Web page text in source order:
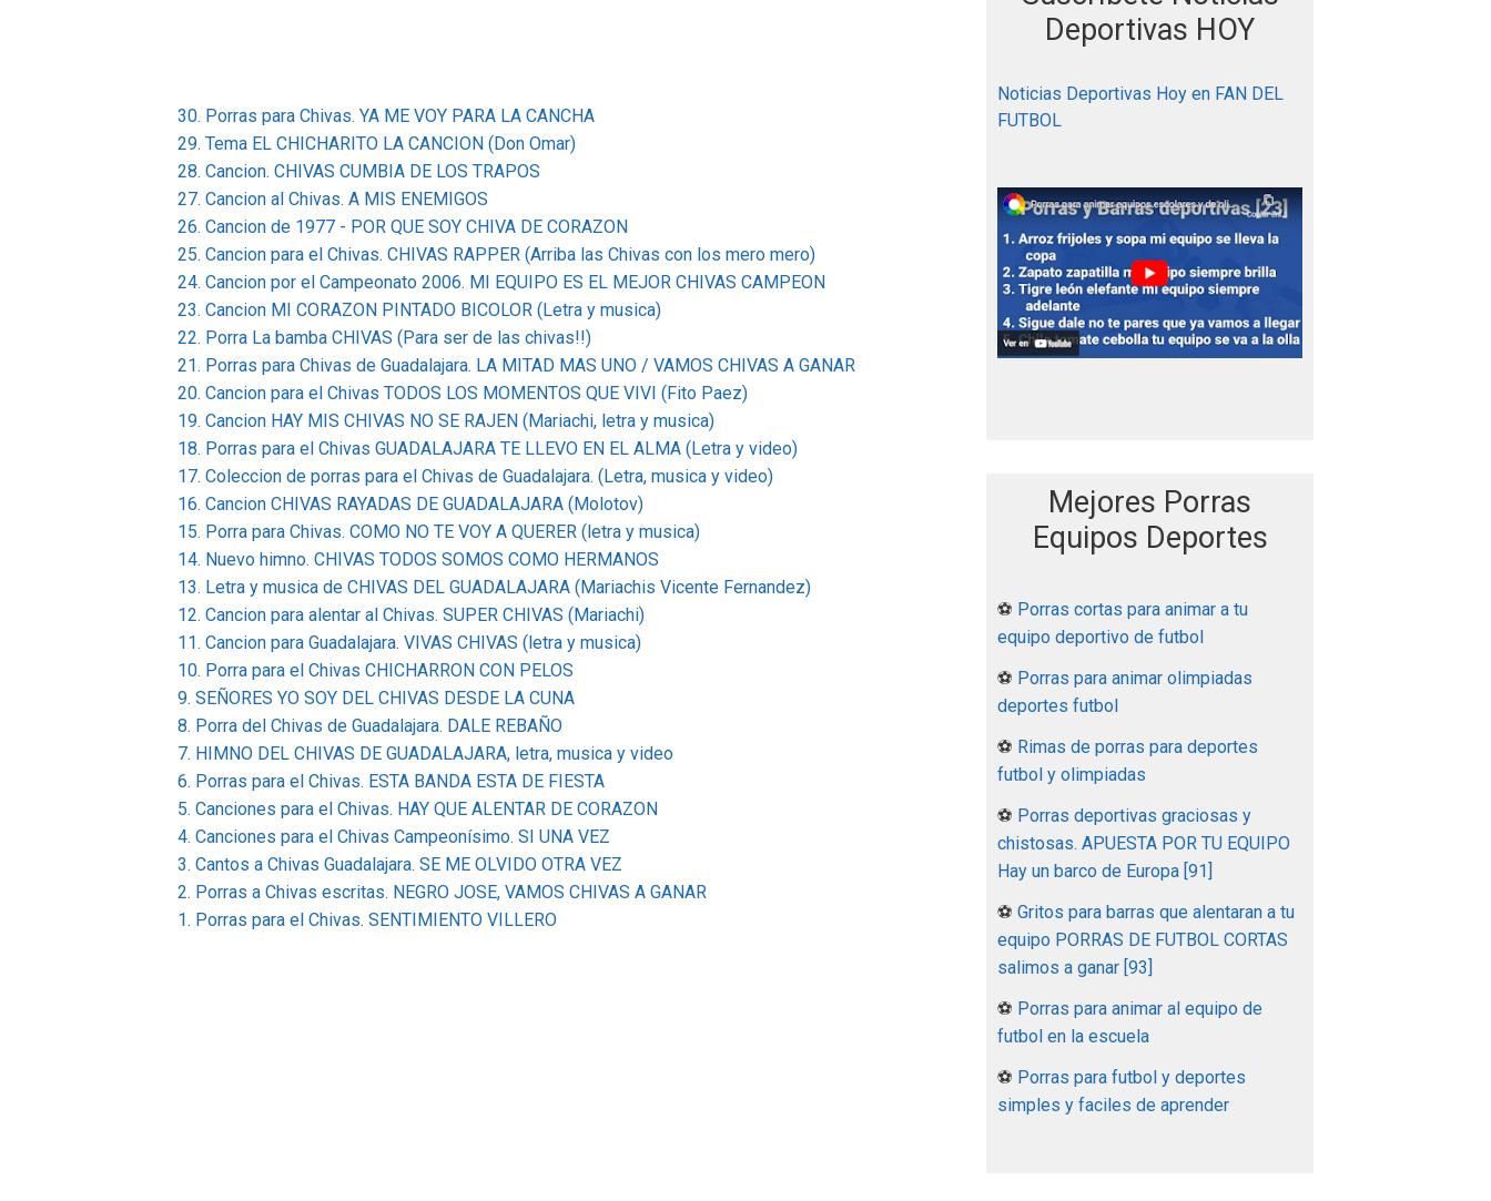
30. Porras para Chivas. YA ME VOY PARA LA CANCHA
29. Tema EL CHICHARITO LA CANCION (Don Omar)
28. Cancion. CHIVAS CUMBIA DE LOS TRAPOS
27. Cancion al Chivas. A MIS ENEMIGOS
26. Cancion de 1977 - POR QUE SOY CHIVA DE CORAZON
25. Cancion para el Chivas. CHIVAS RAPPER (Arriba las Chivas con los mero mero)
24. Cancion por el Campeonato 2006. MI EQUIPO ES EL MEJOR CHIVAS CAMPEON
23. Cancion MI CORAZON PINTADO BICOLOR (Letra y musica)
22. Porra La bamba CHIVAS (Para ser de las chivas!!)
21. Porras para Chivas de Guadalajara. LA MITAD MAS UNO / VAMOS CHIVAS A GANAR
20. Cancion para el Chivas TODOS LOS MOMENTOS QUE VIVI (Fito Paez)
19. Cancion HAY MIS CHIVAS NO SE RAJEN (Mariachi, letra y musica)
18. Porras para el Chivas GUADALAJARA TE LLEVO EN EL ALMA (Letra y video)
17. Coleccion de porras para el Chivas de Guadalajara. (Letra, musica y video)
16. Cancion CHIVAS RAYADAS DE GUADALAJARA (Molotov)
15. Porra para Chivas. COMO NO TE VOY A QUERER (letra y musica)
14. Nuevo himno. CHIVAS TODOS SOMOS COMO HERMANOS
13. Letra y musica de CHIVAS DEL GUADALAJARA (Mariachis Vicente Fernandez)
12. Cancion para alentar al Chivas. SUPER CHIVAS (Mariachi)
11. Cancion para Guadalajara. VIVAS CHIVAS (letra y musica)
10. Porra para el Chivas CHICHARRON CON PELOS
9. SEÑORES YO SOY DEL CHIVAS DESDE LA CUNA
8. Porra del Chivas de Guadalajara. DALE REBAÑO
7. HIMNO DEL CHIVAS DE GUADALAJARA, letra, musica y video
6. Porras para el Chivas. ESTA BANDA ESTA DE FIESTA
5. Canciones para el Chivas. HAY QUE ALENTAR DE CORAZON
4. Canciones para el Chivas Campeonísimo. SI UNA VEZ
3. Cantos a Chivas Guadalajara. SE ME OLVIDO OTRA VEZ
2. Porras a Chivas escritas. NEGRO JOSE, VAMOS CHIVAS A GANAR
1. Porras para el Chivas. SENTIMIENTO VILLERO
Deportivas HOY
Noticias Deportivas Hoy en FAN DEL
FUTBOL
Mejores Porras
Equipos Deportes
⚽ Porras cortas para animar a tu
equipo deportivo de futbol
⚽ Porras para animar olimpiadas
deportes futbol
⚽ Rimas de porras para deportes
futbol y olimpiadas
⚽ Porras deportivas graciosas y
chistosas. APUESTA POR TU EQUIPO
Hay un barco de Europa [91]
⚽ Gritos para barras que alentaran a tu
equipo PORRAS DE FUTBOL CORTAS
salimos a ganar [93]
⚽ Porras para animar al equipo de
futbol en la escuela
⚽ Porras para futbol y deportes
simples y faciles de aprender